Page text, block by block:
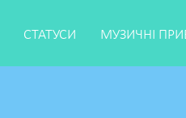
СТАТУСИ МУЗИЧНІ